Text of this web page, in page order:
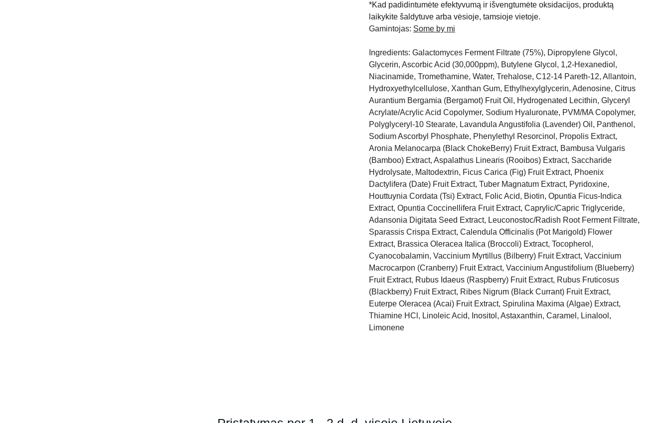
*Kad padidintumėte efektyvumą ir išvengtumėte oksidacijos, produktą
laikykite šaldytuve arba vėsioje, tamsioje vietoje.
Gamintojas: Some by mi
Ingredients: Galactomyces Ferment Filtrate (75%), Dipropylene Glycol,
Glycerin, Ascorbic Acid (30,000ppm), Butylene Glycol, 1,2-Hexanediol,
Niacinamide, Tromethamine, Water, Trehalose, C12-14 Pareth-12, Allantoin,
Hydroxyethylcellulose, Xanthan Gum, Ethylhexylglycerin, Adenosine, Citrus
Aurantium Bergamia (Bergamot) Fruit Oil, Hydrogenated Lecithin, Glyceryl
Acrylate/Acrylic Acid Copolymer, Sodium Hyaluronate, PVM/MA Copolymer,
Polyglyceryl-10 Stearate, Lavandula Angustifolia (Lavender) Oil, Panthenol,
Sodium Ascorbyl Phosphate, Phenylethyl Resorcinol, Propolis Extract,
Aronia Melanocarpa (Black ChokeBerry) Fruit Extract, Bambusa Vulgaris
(Bamboo) Extract, Aspalathus Linearis (Rooibos) Extract, Saccharide
Hydrolysate, Maltodextrin, Ficus Carica (Fig) Fruit Extract, Phoenix
Dactylifera (Date) Fruit Extract, Tuber Magnatum Extract, Pyridoxine,
Houttuynia Cordata (Tsi) Extract, Folic Acid, Biotin, Opuntia Ficus-Indica
Extract, Opuntia Coccinellifera Fruit Extract, Caprylic/Capric Triglyceride,
Adansonia Digitata Seed Extract, Leuconostoc/Radish Root Ferment Filtrate,
Sparassis Crispa Extract, Calendula Officinalis (Pot Marigold) Flower
Extract, Brassica Oleracea Italica (Broccoli) Extract, Tocopherol,
Cyanocobalamin, Vaccinium Myrtillus (Bilberry) Fruit Extract, Vaccinium
Macrocarpon (Cranberry) Fruit Extract, Vaccinium Angustifolium (Blueberry)
Fruit Extract, Rubus Idaeus (Raspberry) Fruit Extract, Rubus Fruticosus
(Blackberry) Fruit Extract, Ribes Nigrum (Black Currant) Fruit Extract,
Euterpe Oleracea (Acai) Fruit Extract, Spirulina Maxima (Algae) Extract,
Thiamine HCl, Linoleic Acid, Inositol, Astaxanthin, Caramel, Linalool,
Limonene